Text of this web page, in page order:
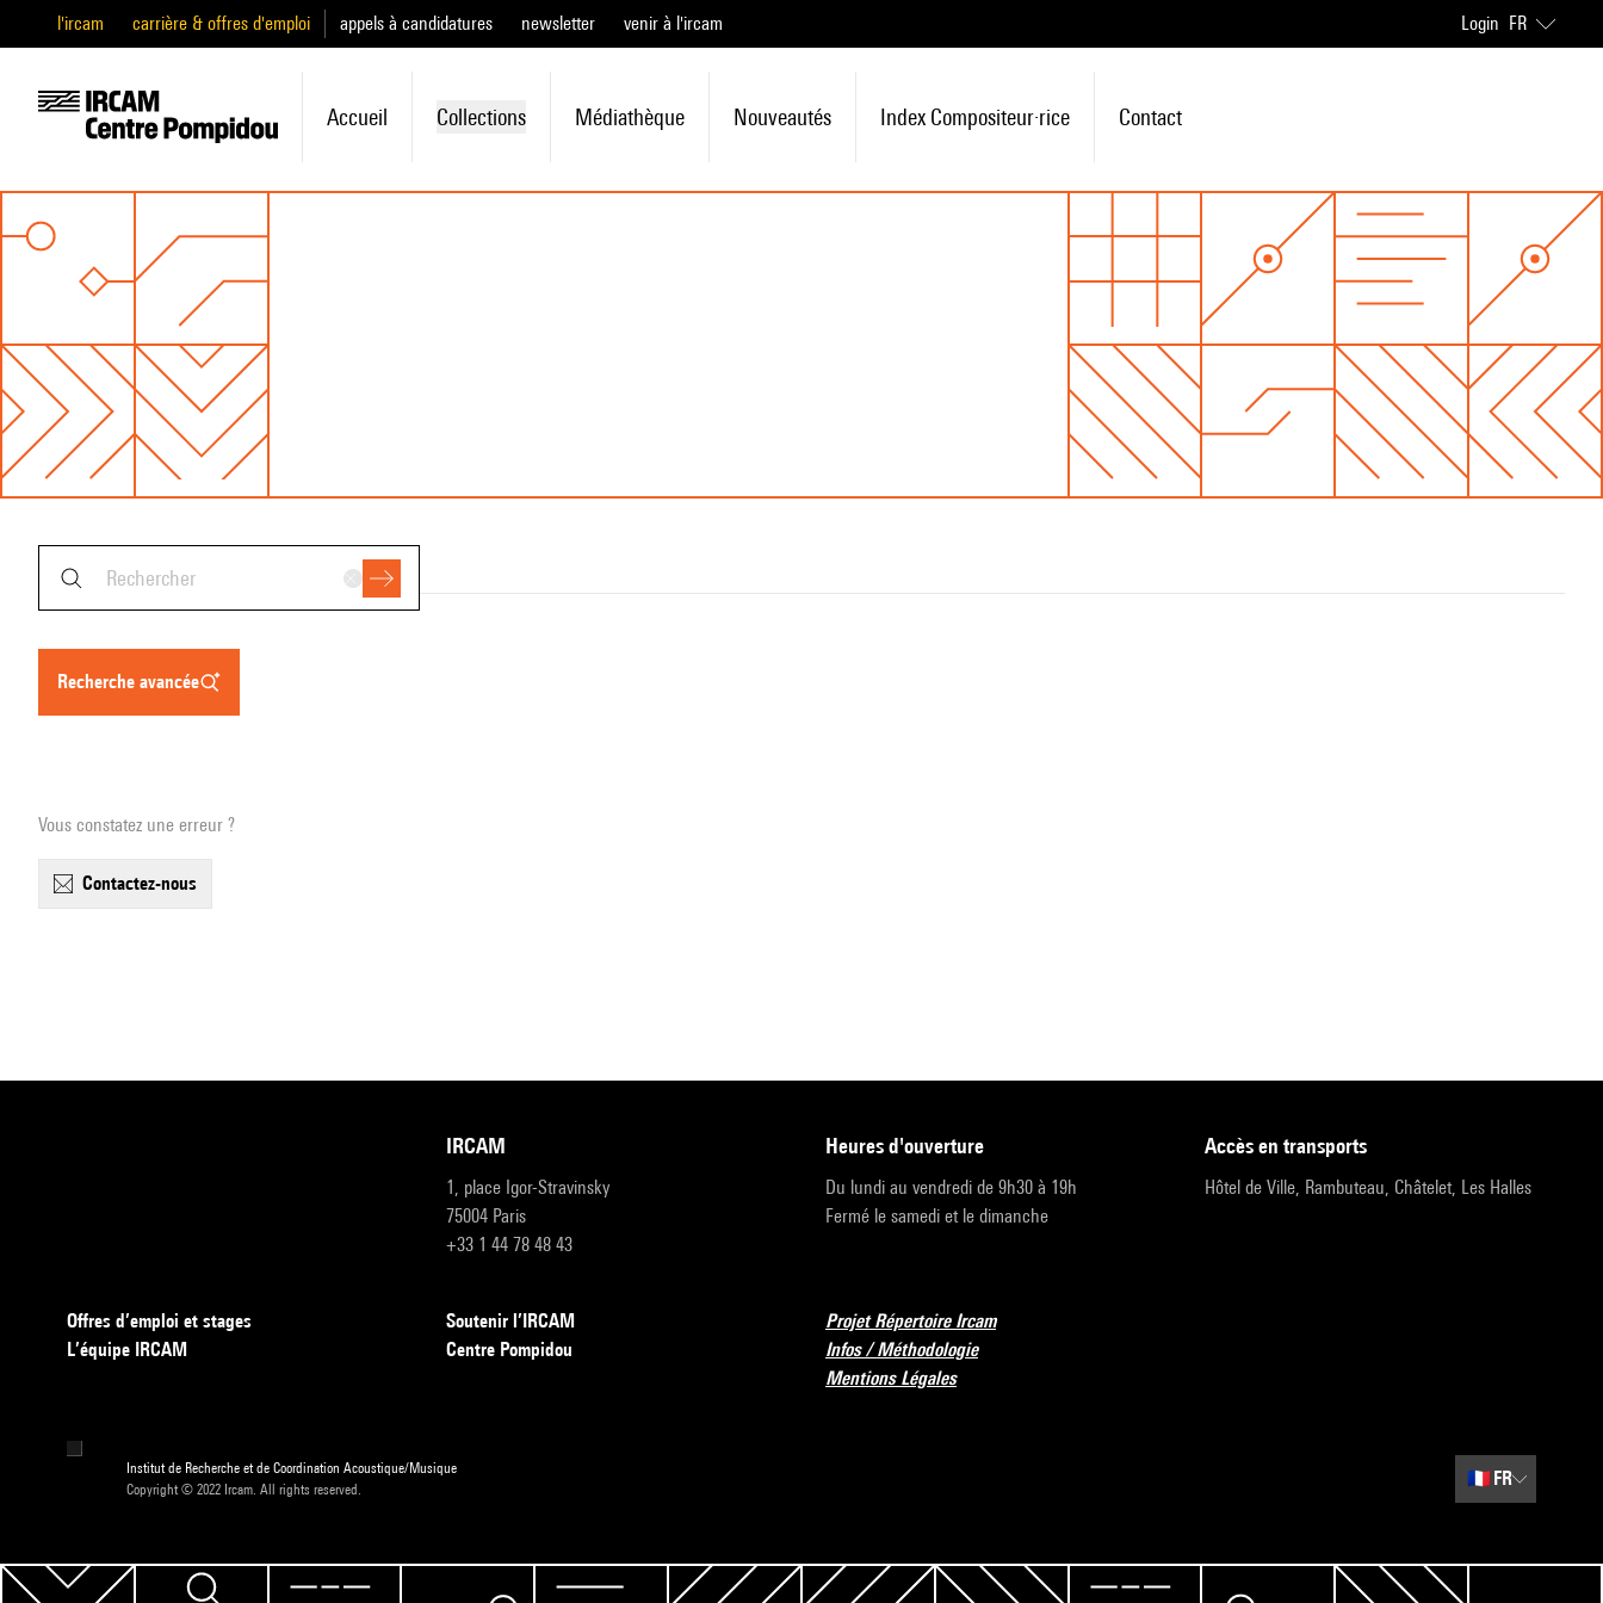
l'ircam carrière & offres d'emploi appels à candidatures newsletter venir à l'ircam Login FR
Accueil Collections Médiathèque Nouveautés Index Compositeur·rice Contact
recherche avancée
Vous constatez une erreur ?
contactez-nous
IRCAM
1, place Igor-Stravinsky
75004 Paris
+33 1 44 78 48 43
heures d'ouverture
Du lundi au vendredi de 9h30 à 19h
Fermé le samedi et le dimanche
accès en transports
Hôtel de Ville, Rambuteau, Châtelet, Les Halles
Offres d’emploi et stages
L’équipe IRCAM
Soutenir l’IRCAM
Centre Pompidou
Projet Répertoire Ircam
Infos / Méthodologie
Mentions Légales
Institut de Recherche et de Coordination Acoustique/Musique
Copyright © 2022 Ircam. All rights reserved.
🇫🇷 FR